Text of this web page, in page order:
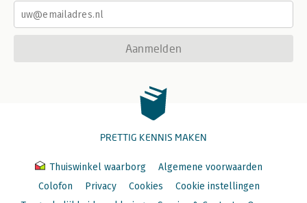
Aanmelden
PRETTIG KENNIS MAKEN
Thuiswinkel waarborg
Algemene voorwaarden
Colofon
Privacy Cookies
Cookie instellingen